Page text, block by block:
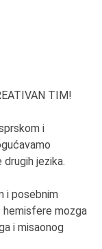
TIM!
i
jezika.
i posebnim
hemisfere mozga
i misaonog